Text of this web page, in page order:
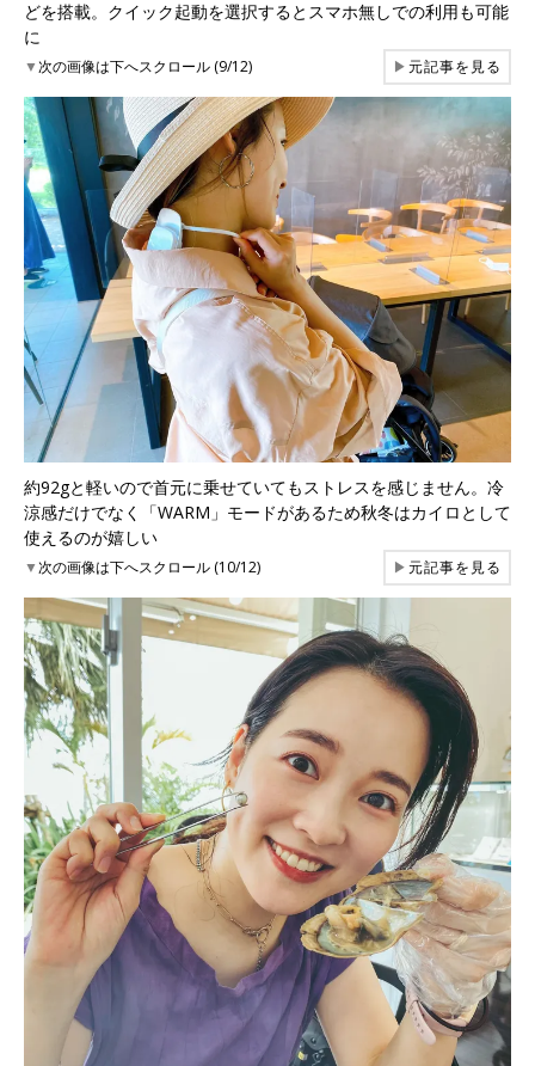
どを搭載。クイック起動を選択するとスマホ無しでの利用も可能
に
▼次の画像は下へスクロール (9/12) ▶元記事を見る
約92gと軽いので首元に乗せていてもストレスを感じません。冷
涼感だけでなく「WARM」モードがあるため秋冬はカイロとして
使えるのが嬉しい
▼次の画像は下へスクロール (10/12) ▶元記事を見る